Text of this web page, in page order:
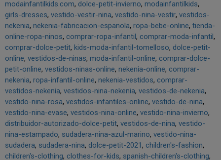
modainfantilkids.com dolce-petit-invierno modainfantilkids
girls-dresses vestido-vestir-nina vestido-nina-vestir vestidos-
nekenia nekenia-fabricacion-espanola ropa-bebe-online tienda-
online-ropa-ninos comprar-ropa-infantil comprar-moda-infantil
comprar-dolce-petit kids-moda-infantil-tomelloso dolce-petit-
online vestidos-de-ninas moda-infantil-online comprar-dolce-
petit-online vestidos-ninas-online nekenia-online comprar-
nekenia ropa-infantil-online nekenia-vestidos comprar-
vestidos-nekenia vestidos-nina-nekenia vestidos-de-nekenia
vestido-nina-rosa vestidos-infantiles-online vestido-de-nina
vestido-nina-evase vestidos-nina-online vestido-nina-invierno
distribuidor-autorizado-dolce-petit vestidos-de-nina vestido-
nina-estampado sudadera-nina-azul-marino vestido-nina-
sudadera sudadera-nina dolce-petit-2021
children's-fashion
children's-clothing clothes-for-kids spanish-children's-clothing